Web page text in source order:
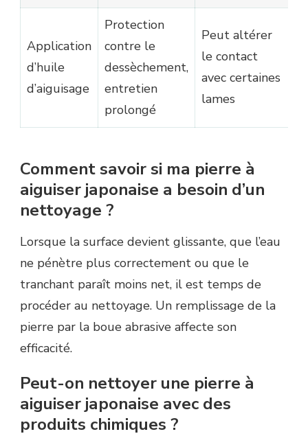
Application
d’huile
d’aiguisage
Protection
contre le
dessèchement,
entretien
prolongé
Peut altérer
le contact
avec certaines
lames
Comment savoir si ma pierre à
aiguiser japonaise a besoin d’un
nettoyage ?
Lorsque la surface devient glissante, que l’eau
ne pénètre plus correctement ou que le
tranchant paraît moins net, il est temps de
procéder au nettoyage. Un remplissage de la
pierre par la boue abrasive affecte son
efficacité.
Peut-on nettoyer une pierre à
aiguiser japonaise avec des
produits chimiques ?